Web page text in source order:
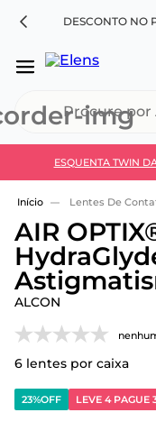
DESCONTO NO
ESQUENTA TWIN
Use 30HOJE e
Lentes De
AIR
ALCON
6 lentes por caixa
23%OFF LEVE 4 PAGUE